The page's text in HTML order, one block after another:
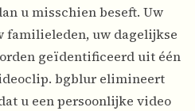
u misschien beseft. Uw
familieleden, uw dagelijkse
geïdentificeerd uit één
bgblur elimineert
u een persoonlijke video